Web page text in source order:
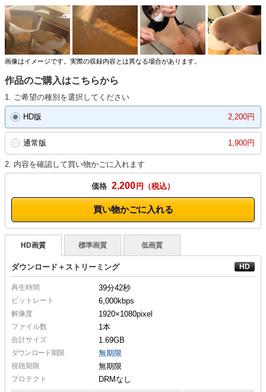
足の自己主張はつよい。舐めると味が濃い。足汗の塩の含有量が他人より
多いのかも。基本シャイだがリアクションがエロい。舐められて恍惚とし
た表情。根はスケベと見た。
画像はイメージです。実際の収録内容とは異なる場合があります。
作品のご購入はこちらから
1. ご希望の種別を選択してください
HD版 2,200円
通常版 1,900円
2. 内容を確認して買い物かごに入れます
価格 2,200円
買い物かごに入れる
HD画質 標準画質 低画質
ダウンロード＋ストリーミング
再生時間 39分42秒
ビットレート 6,000kbps
解像度 1920×1080pixel
ファイル数 1本
合計サイズ 1.69GB
ダウンロード期限 無期限
視聴期限 無期限
プロテクト DRMなし